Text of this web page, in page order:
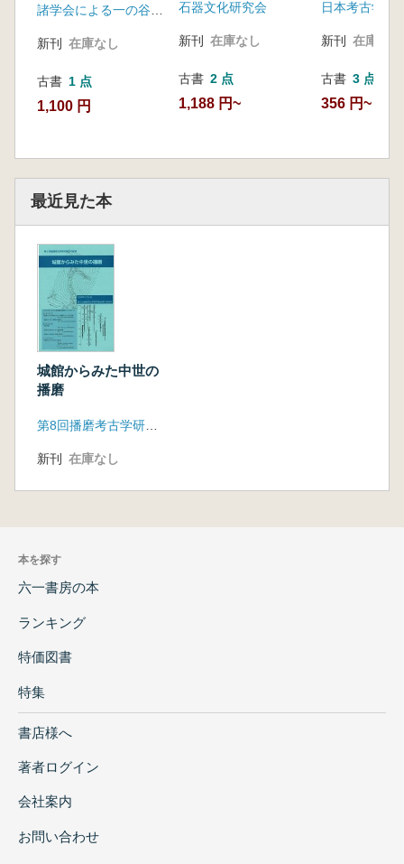
新刊 在庫なし
古書 1 点
1,100 円
石器文化研究会
新刊 在庫なし
古書 2 点
1,188 円~
日本考古学協
新刊 在庫なし
古書 3 点
356 円~
最近見た本
城館からみた中世の
播磨
新刊 在庫なし
本を探す
六一書房の本
ランキング
特価図書
特集
書店様へ
著者ログイン
会社案内
お問い合わせ